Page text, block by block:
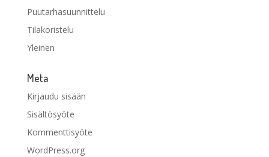
Puutarhasuunnittelu
Tilakoristelu
Yleinen
Meta
Kirjaudu sisään
Sisältösyöte
Kommenttisyöte
WordPress.org